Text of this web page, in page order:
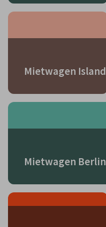
Mietwagen Island
Mietwagen Berlin